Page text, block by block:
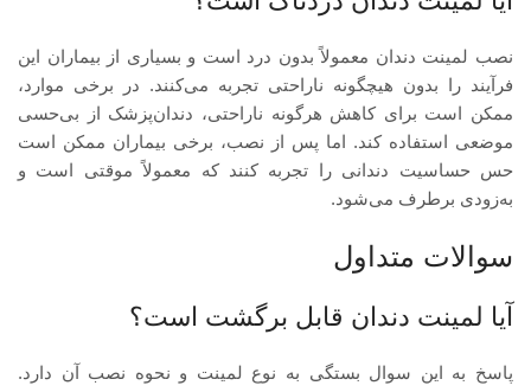
نصب لمینت دندان معمولاً بدون درد است و بسیاری از بیماران این
فرآیند را بدون هیچگونه ناراحتی تجربه می‌کنند. در برخی موارد،
ممکن است برای کاهش هرگونه ناراحتی، دندان‌پزشک از بی‌حسی
موضعی استفاده کند. اما پس از نصب، برخی بیماران ممکن است
حس حساسیت دندانی را تجربه کنند که معمولاً موقتی است و
به‌زودی برطرف می‌شود.
سوالات متداول
آیا لمینت دندان قابل برگشت است؟
پاسخ به این سوال بستگی به نوع لمینت و نحوه نصب آن دارد.